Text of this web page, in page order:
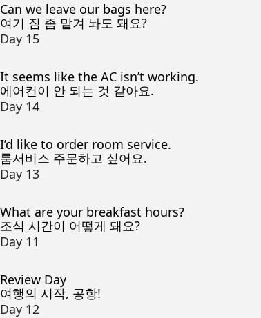
Can we leave our bags here?
여기 짐 좀 맡겨 놔도 돼요?
Day 15
It seems like the AC isn’t working.
에어컨이 안 되는 것 같아요.
Day 14
I’d like to order room service.
룸서비스 주문하고 싶어요.
Day 13
What are your breakfast hours?
조식 시간이 어떻게 돼요?
Day 11
Review Day
여행의 시작, 공항!
Day 12